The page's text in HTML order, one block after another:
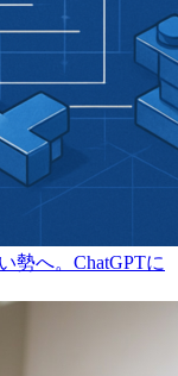
勢へ。ChatGPTに